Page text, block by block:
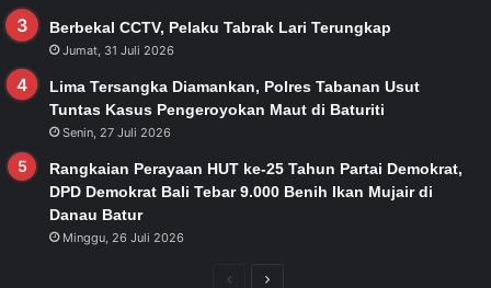
Berbekal CCTV, Pelaku Tabrak Lari Terungkap
Jumat, 31 Juli 2026
Lima Tersangka Diamankan, Polres Tabanan Usut
Tuntas Kasus Pengeroyokan Maut di Baturiti
Senin, 27 Juli 2026
Rangkaian Perayaan HUT ke-25 Tahun Partai Demokrat,
DPD Demokrat Bali Tebar 9.000 Benih Ikan Mujair di
Danau Batur
Minggu, 26 Juli 2026
PreviousNext